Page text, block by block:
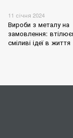
11 січня 2024
Вироби з металу на
замовлення:
сміливі ідеї в життя